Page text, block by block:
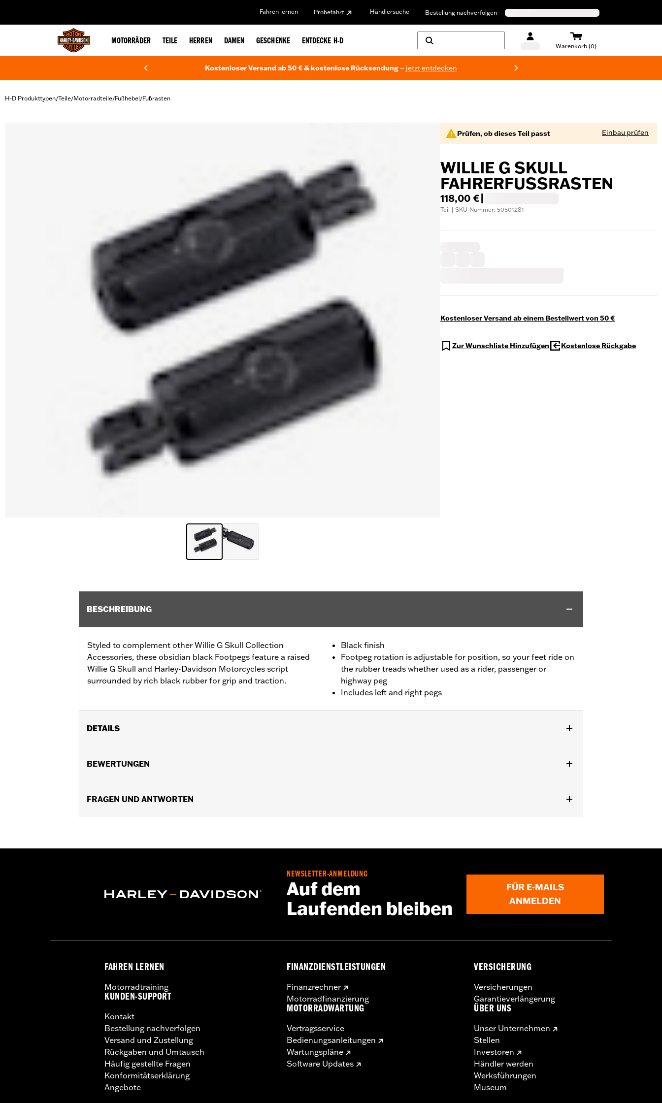
Fahren lernen Probefahrt Händlersuche Bestellung nachverfolgen
MOTORRÄDER TEILE HERREN DAMEN GESCHENKE ENTDECKE H-D
Warenkorb (0)
Kostenloser Versand ab 50 € & kostenlose Rücksendung – jetzt entdecken
H-D Produkttypen/Teile/Motorradteile/Fußhebel/Fußrasten
Prüfen, ob dieses Teil passt Einbau prüfen
WILLIE G SKULL
FAHRERFUSSRASTEN
118,00 €
Teil | SKU-Nummer: 50501281
Kostenloser Versand ab einem Bestellwert von 50 €
Zur Wunschliste Hinzufügen Kostenlose Rückgabe
BESCHREIBUNG
Styled to complement other Willie G Skull Collection
Accessories, these obsidian black Footpegs feature a raised
Willie G Skull and Harley-Davidson Motorcycles script
surrounded by rich black rubber for grip and traction.
Black finish
Footpeg rotation is adjustable for position, so your feet ride on
the rubber treads whether used as a rider, passenger or
highway peg
Includes left and right pegs
DETAILS
FLSL, FLFB und FLFBS Modelle von ’18 bis ’24 mit Trittbrett-zu-Fußraste-Umrüstkit Teilenummer 50501640 und Touring Modelle von
Installationsanleitung
BEWERTUNGEN
FRAGEN UND ANTWORTEN
NEWSLETTER-ANMELDUNG
Auf dem
Laufenden bleiben
FÜR E-MAILS
ANMELDEN
FAHREN LERNEN
Motorradtraining
KUNDEN-SUPPORT
Kontakt
Bestellung nachverfolgen
Versand und Zustellung
Rückgaben und Umtausch
Häufig gestellte Fragen
Konformitätserklärung
Angebote
FINANZDIENSTLEISTUNGEN
Finanzrechner
Motorradfinanzierung
MOTORRADWARTUNG
Vertragsservice
Bedienungsanleitungen
Wartungspläne
Software Updates
VERSICHERUNG
Versicherungen
Garantieverlängerung
ÜBER UNS
Unser Unternehmen
Stellen
Investoren
Händler werden
Werksführungen
Museum